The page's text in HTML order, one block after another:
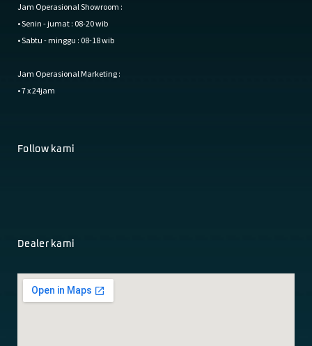
Jam Operasional Showroom :
• Senin - jumat : 08-20 wib
• Sabtu - minggu : 08-18 wib
Jam Operasional Marketing :
• 7 x 24jam
Follow kami
Dealer kami